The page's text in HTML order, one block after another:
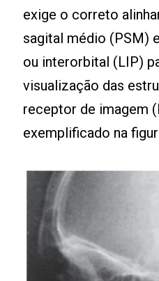
exige o correto
sagital médio (PSM)
ou interorbital (LIP)
visualização das
receptor de imagem
exemplificado na